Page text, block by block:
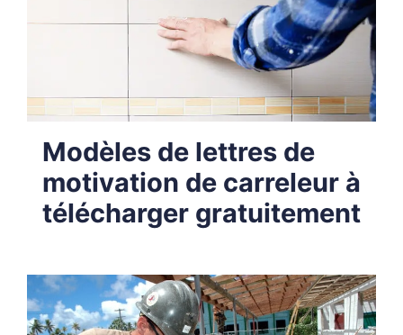
Modèles de lettres de
motivation de carreleur à
télécharger gratuitement